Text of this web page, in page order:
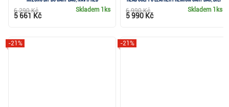
Skladem 1ks
6 290 Kč
5 661 Kč
Skladem 1ks
6 990 Kč
5 990 Kč
-21% -21%